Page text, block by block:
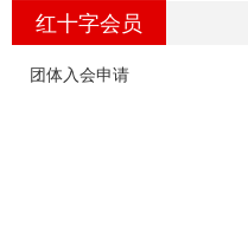
红十字会员
团体入会申请